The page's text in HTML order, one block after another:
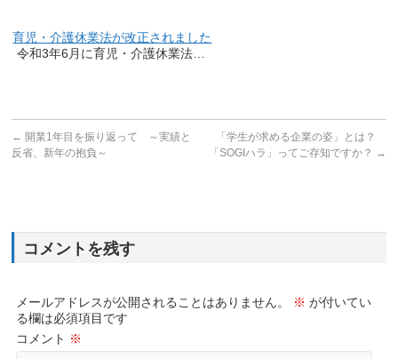
育児・介護休業法が改正されました
令和3年6月に育児・介護休業法…
← 開業1年目を振り返って ～実績と
反省、新年の抱負～
「学生が求める企業の姿」とは？
「SOGIハラ」ってご存知ですか？ →
コメントを残す
メールアドレスが公開されることはありません。 ※ が付いてい
る欄は必須項目です
コメント ※